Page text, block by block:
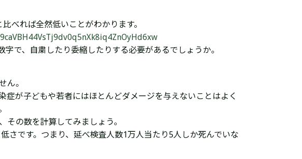
べれば全然低いことがわかります。
で、自粛したり委縮したりする必要があるでしょうか。
ん。
が子どもや若者にはほとんどダメージを与えないことはよく
の数を計算してみましょう。
さです。つまり、延べ検査人数1万人当たり5人しか死んでいな